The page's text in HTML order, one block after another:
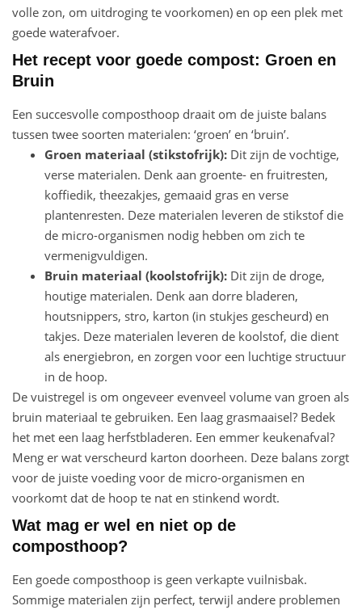
volle zon, om uitdroging te voorkomen) en op een plek met
goede waterafvoer.
Het recept voor goede compost: Groen en
Bruin
Een succesvolle composthoop draait om de juiste balans
tussen twee soorten materialen: ‘groen’ en ‘bruin’.
Groen materiaal (stikstofrijk): Dit zijn de vochtige,
verse materialen. Denk aan groente- en fruitresten,
koffiedik, theezakjes, gemaaid gras en verse
plantenresten. Deze materialen leveren de stikstof die
de micro-organismen nodig hebben om zich te
vermenigvuldigen.
Bruin materiaal (koolstofrijk): Dit zijn de droge,
houtige materialen. Denk aan dorre bladeren,
houtsnippers, stro, karton (in stukjes gescheurd) en
takjes. Deze materialen leveren de koolstof, die dient
als energiebron, en zorgen voor een luchtige structuur
in de hoop.
De vuistregel is om ongeveer evenveel volume van groen als
bruin materiaal te gebruiken. Een laag grasmaaisel? Bedek
het met een laag herfstbladeren. Een emmer keukenafval?
Meng er wat verscheurd karton doorheen. Deze balans zorgt
voor de juiste voeding voor de micro-organismen en
voorkomt dat de hoop te nat en stinkend wordt.
Wat mag er wel en niet op de
composthoop?
Een goede composthoop is geen verkapte vuilnisbak.
Sommige materialen zijn perfect, terwijl andere problemen